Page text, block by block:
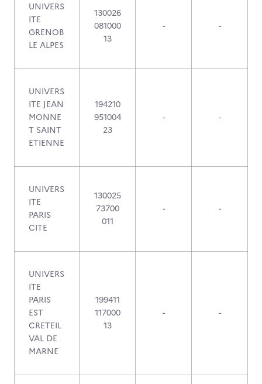
UNIVERS
ITE
GRENOB
LE ALPES
130026
081000
13
- -
UNIVERS
ITE JEAN
MONNE
T SAINT
ETIENNE
194210
951004
23
- -
UNIVERS
ITE
PARIS
CITE
130025
73700
011
- -
UNIVERS
ITE
PARIS
EST
CRETEIL
VAL DE
MARNE
199411
117000
13
- -